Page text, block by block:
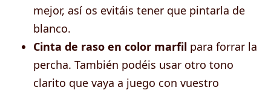
mejor, así os evitáis tener que pintarla de
blanco.
Cinta de raso en color marfil para forrar la
percha. También podéis usar otro tono
clarito que vaya a juego con vuestro